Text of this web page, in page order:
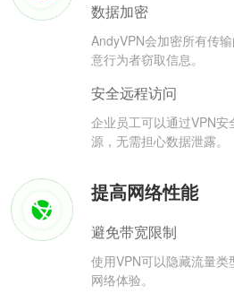
数据加密
AndyVPN会加密所有传
意行为者窃取信息。
安全远程访问
企业员工可以通过VPN
源，无需担心数据泄露。
提高网络性能
避免带宽限制
使用VPN可以隐藏流量
网络体验。